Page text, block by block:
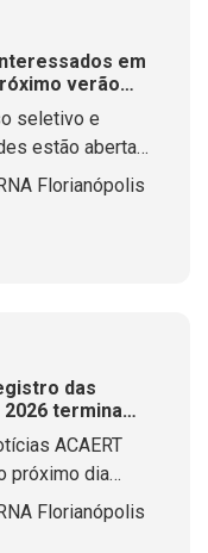
em
verão
seletivo e
estão abertas
Florianópolis
das
termina
ACAERT
próximo dia
Florianópolis